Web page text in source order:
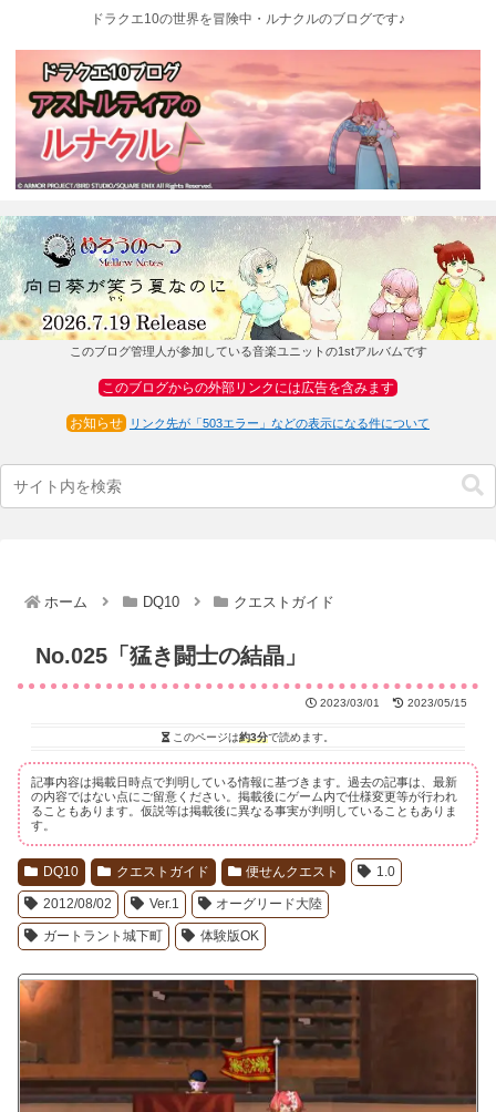
ドラクエ10の世界を冒険中・ルナクルのブログです♪
このブログ管理人が参加している音楽ユニットの1stアルバムです
このブログからの外部リンクには広告を含みます
お知らせ リンク先が「503エラー」などの表示になる件について
ホーム DQ10 クエストガイド
No.025「猛き闘士の結晶」
2023/03/01 2023/05/15
このページは約3分で読めます。
記事内容は掲載日時点で判明している情報に基づきます。過去の記事は、最新
の内容ではない点にご留意ください。掲載後にゲーム内で仕様変更等が行われ
ることもあります。仮説等は掲載後に異なる事実が判明していることもありま
す。
DQ10 クエストガイド 便せんクエスト 1.0
2012/08/02 Ver.1 オーグリード大陸
ガートラント城下町 体験版OK